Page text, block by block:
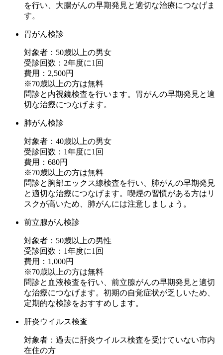
を行い、大腸がんの早期発見と適切な治療につなげま
す。
胃がん検診
対象者：50歳以上の男女
受診回数：2年度に1回
費用：2,500円
※70歳以上の方は無料
問診と内視鏡検査を行います。胃がんの早期発見と適
切な治療につなげます。
肺がん検診
対象者：40歳以上の男女
受診回数：1年度に1回
費用：680円
※70歳以上の方は無料
問診と胸部エックス線検査を行い、肺がんの早期発見
と適切な治療につなげます。喫煙の習慣がある方はリ
スクが高いため、肺がんには注意しましょう。
前立腺がん検診
対象者：50歳以上の男性
受診回数：1年度に1回
費用：1,000円
※70歳以上の方は無料
問診と血液検査を行い、前立腺がんの早期発見と適切
な治療につなげます。初期の自覚症状が乏しいため、
定期的な検診をおすすめします。
肝炎ウイルス検査
対象者：過去に肝炎ウイルス検査を受けていない市内
在住の方